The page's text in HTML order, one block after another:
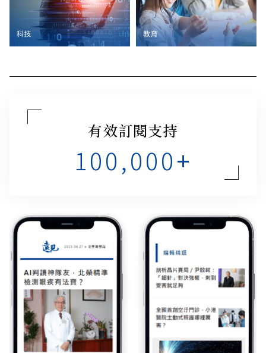
有效訂閱支持
100,000+